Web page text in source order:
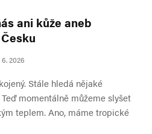
ani kůže aneb
6. 2026
Stále hledá nějaké
momentálně můžeme slyšet
teplem. Ano, máme tropické